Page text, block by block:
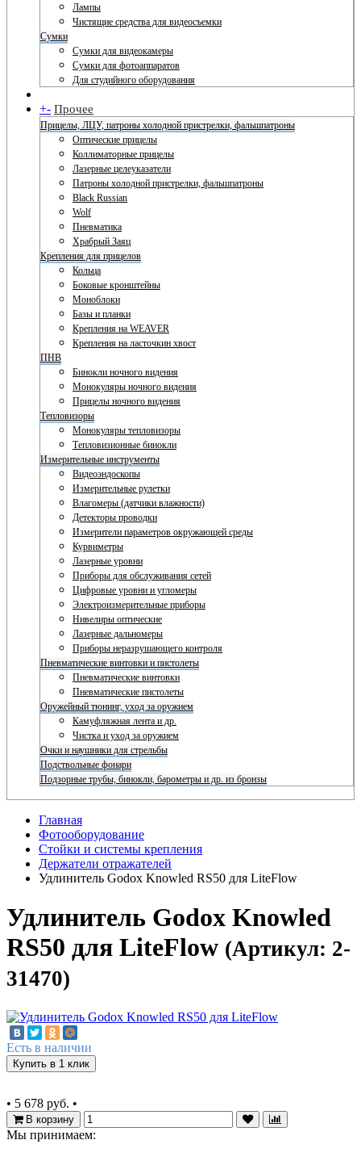
Лампы
Чистящие средства для видеосъемки
Сумки
Сумки для видеокамеры
Сумки для фотоаппаратов
Для студийного оборудования
+- Прочее
Прицелы, ЛЦУ, патроны холодной пристрелки, фальшпатроны
Оптические прицелы
Коллиматорные прицелы
Лазерные целеуказатели
Патроны холодной пристрелки, фальшпатроны
Black Russian
Wolf
Пневматика
Храбрый Заяц
Крепления для прицелов
Кольца
Боковые кронштейны
Моноблоки
Базы и планки
Крепления на WEAVER
Крепления на ласточкин хвост
ПНВ
Бинокли ночного видения
Монокуляры ночного видения
Прицелы ночного видения
Тепловизоры
Монокуляры тепловизоры
Тепловизионные бинокли
Измерительные инструменты
Видеоэндоскопы
Измерительные рулетки
Влагомеры (датчики влажности)
Детекторы проводки
Измерители параметров окружающей среды
Курвиметры
Лазерные уровни
Приборы для обслуживания сетей
Цифровые уровни и угломеры
Электроизмерительные приборы
Нивелиры оптические
Лазерные дальномеры
Приборы неразрушающего контроля
Пневматические винтовки и пистолеты
Пневматические винтовки
Пневматические пистолеты
Оружейный тюнинг, уход за оружием
Камуфляжная лента и др.
Чистка и уход за оружием
Очки и наушники для стрельбы
Подствольные фонари
Подзорные трубы, бинокли, барометры и др. из бронзы
Главная
Фотооборудование
Стойки и системы крепления
Держатели отражателей
Удлинитель Godox Knowled RS50 для LiteFlow
Удлинитель Godox Knowled
RS50 для LiteFlow (Артикул: 2-
31470)
Есть в наличии
Купить в 1 клик
• 5 678 руб. •
В корзину
Мы принимаем: